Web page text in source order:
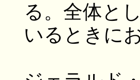
る。全体と
いるときに